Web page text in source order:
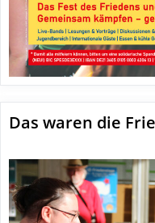
Das waren die